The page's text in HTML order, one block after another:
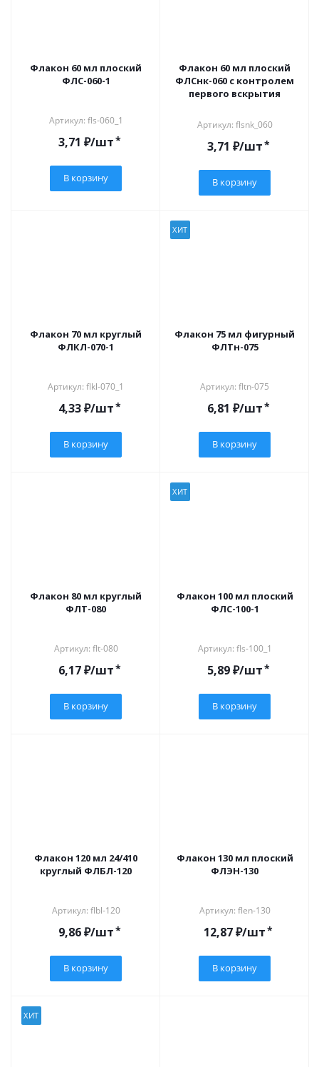
Флакон 60 мл плоский
ФЛС-060-1
Артикул: fls-060_1
3,71 ₽/шт*
В корзину
Флакон 60 мл плоский
ФЛСнк-060 с контролем
первого вскрытия
Артикул: flsnk_060
3,71 ₽/шт*
В корзину
Флакон 70 мл круглый
ФЛКЛ-070-1
Артикул: flkl-070_1
4,33₽/шт*
В корзину
ХИТ
Флакон 75 мл фигурный
ФЛТн-075
Артикул: fltn-075
6,81 ₽/шт*
В корзину
Флакон 80 мл круглый
ФЛТ-080
Артикул: flt-080
6,17₽/шт*
В корзину
ХИТ
Флакон 100 мл плоский
ФЛС-100-1
Артикул: fls-100_1
5,89₽/шт*
В корзину
Флакон 120 мл 24/410
круглый ФЛБЛ-120
Артикул: flbl-120
9,86₽/шт*
В корзину
Флакон 130 мл плоский
ФЛЭН-130
Артикул: flen-130
12,87₽/шт*
В корзину
ХИТ